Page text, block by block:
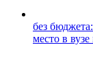
без
место в